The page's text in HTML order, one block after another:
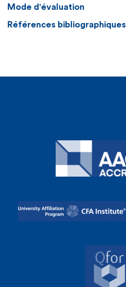
Mode d'évaluation
Références bibliographiques